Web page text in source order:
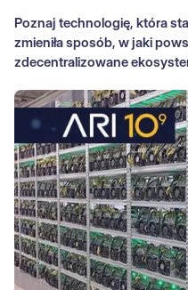
Poznaj technologię, która
zmieniła sposób, w jaki
zdecentralizowane